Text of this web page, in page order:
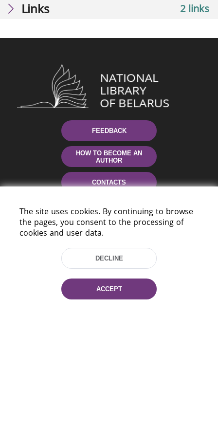
2 links
Links
FEEDBACK
HOW TO BECOME AN
AUTHOR
CONTACTS
HELP
220114, Niezaležnasci Ave. 116, Minsk,
The site uses cookies. By continuing to browse
the pages, you consent to the processing of
cookies and user data.
DECLINE
ACCEPT